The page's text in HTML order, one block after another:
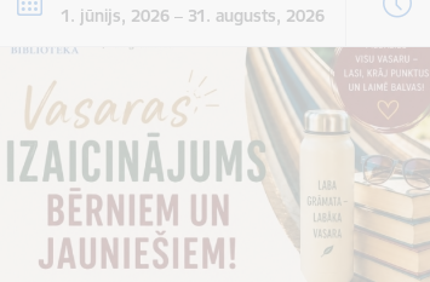
1. jūnijs, 2026 – 31. augusts, 2026